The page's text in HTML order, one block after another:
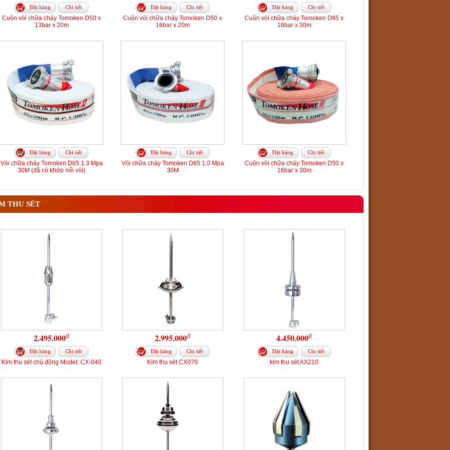
Đặt hàng Chi tiết
Cuộn vòi chữa cháy Tomoken D50 x
13bar x 20m
Đặt hàng Chi tiết
Cuộn vòi chữa cháy Tomoken D50 x
16bar x 20m
Đặt hàng Chi tiết
Cuộn vòi chữa cháy Tomoken D65 x
16bar x 30m
Đặt hàng Chi tiết
Vòi chữa cháy Tomoken D65 1.3 Mpa
30M (đã có khớp nối vòi)
Đặt hàng Chi tiết
Vòi chữa cháy Tomoken D65 1.0 Mpa
30M
Đặt hàng Chi tiết
Cuộn vòi chữa cháy Tomoken D50 x
16bar x 30m
THU SÉT
2.495.000đ
Đặt hàng Chi tiết
Kim thu sét chủ động Model: CX-040
2.995.000đ
Đặt hàng Chi tiết
Kim thu sét CX070
4.450.000đ
Đặt hàng Chi tiết
kim thu sét AX210